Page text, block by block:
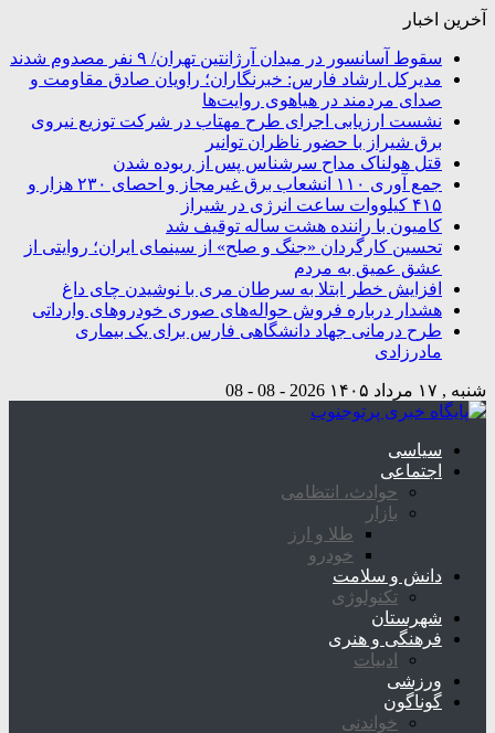
آخرین اخبار
سقوط آسانسور در میدان آرژانتین تهران/ ۹ نفر مصدوم شدند
مدیرکل ارشاد فارس: خبرنگاران؛ راویان صادق مقاومت و
صدای مردمند در هیاهوی روایت‌ها
نشست ارزیابی اجرای طرح مهتاب در شرکت توزیع نیروی
برق شیراز با حضور ناظران توانیر
قتل هولناک مداح سرشناس پس از ربوده شدن
جمع آوری ۱۱۰ انشعاب برق غیرمجاز و احصای ۲۳۰ هزار و
۴۱۵ کیلووات ساعت انرژی در شیراز
کامیون با راننده هشت ساله توقیف شد
تحسین کارگردان «جنگ و صلح» از سینمای ایران؛ روایتی از
عشق عمیق به مردم
افزایش خطر ابتلا به سرطان مری با نوشیدن چای داغ
هشدار درباره فروش حواله‌های صوری خودروهای وارداتی
طرح درمانی جهاد دانشگاهی فارس برای یک بیماری
مادرزادی
شنبه , ۱۷ مرداد ۱۴۰۵ 2026 - 08 - 08
سیاسی
اجتماعی
حوادث، انتظامی
بازار
طلا و ارز
خودرو
دانش و سلامت
تکنولوژی
شهرستان
فرهنگی و هنری
ادبیات
ورزشی
گوناگون
خواندنی